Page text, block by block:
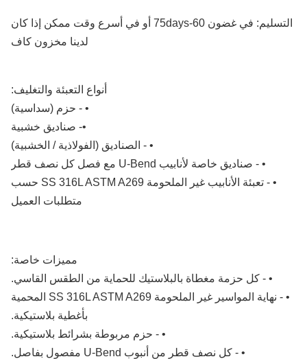
التسليم: في غضون 60-75days أو في أسرع وقت ممكن إذا كان
لدينا مخزون كاف
أنواع التعبئة والتغليف:
• - حزم (سداسية)
•- صناديق خشبية
• - الصناديق (الفولاذية / الخشبية)
• - صناديق خاصة لأنابيب U-Bend مع فصل كل نصف قطر
• - تعبئة الأنابيب غير الملحومة SS 316L ASTM A269 حسب
متطلبات العميل
مميزات خاصة:
• - كل حزمة مغطاة بالبلاستيك للحماية من الطقس القاسي.
• - نهاية المواسير غير الملحومة SS 316L ASTM A269 المحمية
بأغطية بلاستيكية.
• - حزم مربوطة بشرائط بلاستيكية.
• - كل نصف قطر من أنبوب U-Bend مفصول بفاصل.